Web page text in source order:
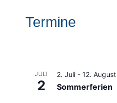
Termine
JULI
2
2. Juli - 12. August
Sommerferien